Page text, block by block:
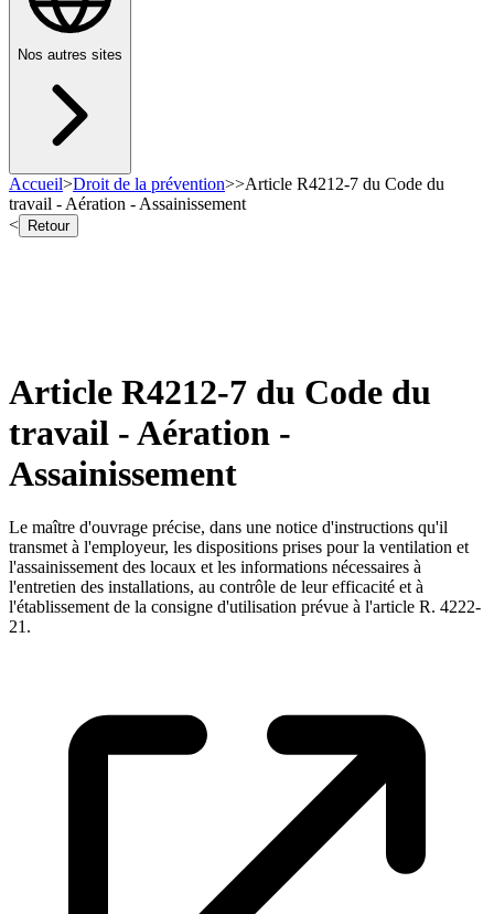
Nos autres sites
Accueil>Droit de la prévention>>Article R4212-7 du Code du
travail - Aération - Assainissement
<
Retour
Article R4212-7 du Code du
travail - Aération -
Assainissement
Le maître d'ouvrage précise, dans une notice d'instructions qu'il
transmet à l'employeur, les dispositions prises pour la ventilation et
l'assainissement des locaux et les informations nécessaires à
l'entretien des installations, au contrôle de leur efficacité et à
l'établissement de la consigne d'utilisation prévue à l'article R. 4222-
21.